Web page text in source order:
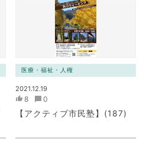
医療・福祉・人権
2021.12.19
8 0
【アクティブ市民塾】(187)